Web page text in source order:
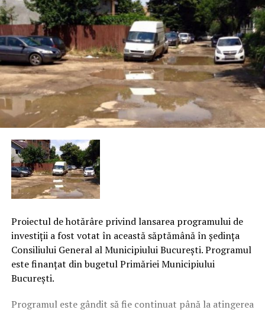
Proiectul de hotărâre privind lansarea programului de
investiţii a fost votat în această săptămână în şedinţa
Consiliului General al Municipiului Bucureşti. Programul
este finanţat din bugetul Primăriei Municipiului
Bucureşti.
Programul este gândit să fie continuat până la atingerea